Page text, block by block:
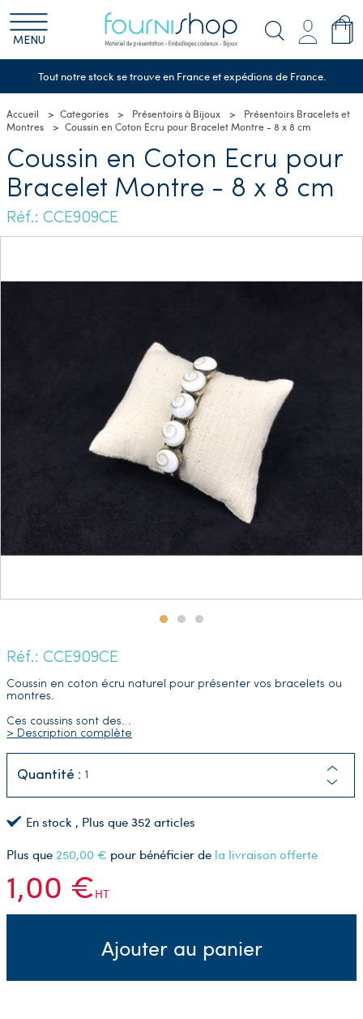
MENU
Tout notre stock se trouve en France et expédions de France.
Accueil Categories Présentoirs à Bijoux
Présentoirs Bracelets et
Montres
Coussin en Coton Ecru pour Bracelet Montre - 8 x 8 cm
Coussin en Coton Ecru pour
Bracelet Montre - 8 x 8 cm
Réf.: CCE909CE
Réf.: CCE909CE
Coussin en coton écru naturel pour présenter vos bracelets ou
montres.
Ces coussins sont des…
> Description complète
Quantité :
En stock , Plus que 352 articles
Plus que 250,00 € pour bénéficier de la livraison offerte
1,00 €HT
Ajouter au panier